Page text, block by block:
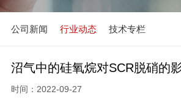
公司新闻 行业动态 技术专栏
沼气中的硅氧烷对SCR脱硝的
时间：2022-09-27